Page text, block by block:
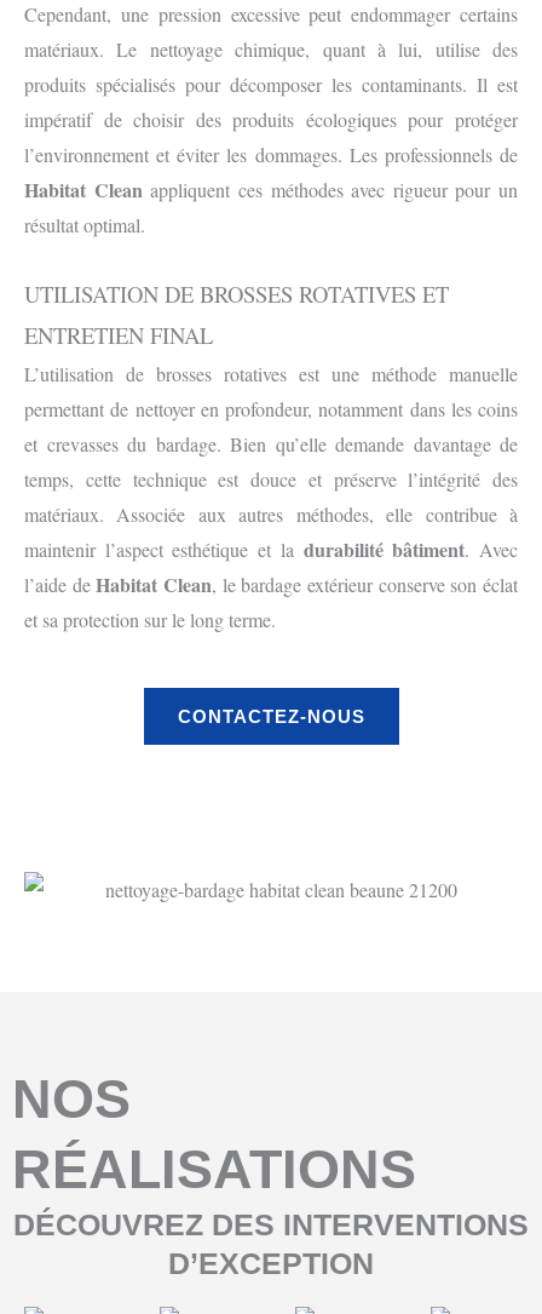
Cependant, une pression excessive peut endommager certains
matériaux. Le nettoyage chimique, quant à lui, utilise des
produits spécialisés pour décomposer les contaminants. Il est
impératif de choisir des produits écologiques pour protéger
l’environnement et éviter les dommages. Les professionnels de
Habitat Clean appliquent ces méthodes avec rigueur pour un
résultat optimal.
UTILISATION DE BROSSES ROTATIVES ET
ENTRETIEN FINAL
L’utilisation de brosses rotatives est une méthode manuelle
permettant de nettoyer en profondeur, notamment dans les coins
et crevasses du bardage. Bien qu’elle demande davantage de
temps, cette technique est douce et préserve l’intégrité des
matériaux. Associée aux autres méthodes, elle contribue à
maintenir l’aspect esthétique et la durabilité bâtiment. Avec
l’aide deHabitat Clean, le bardage extérieur conserve son éclat
et sa protection sur le long terme.
CONTACTEZ-NOUS
NOS
RÉALISATIONS
DÉCOUVREZ DES INTERVENTIONS
D’EXCEPTION